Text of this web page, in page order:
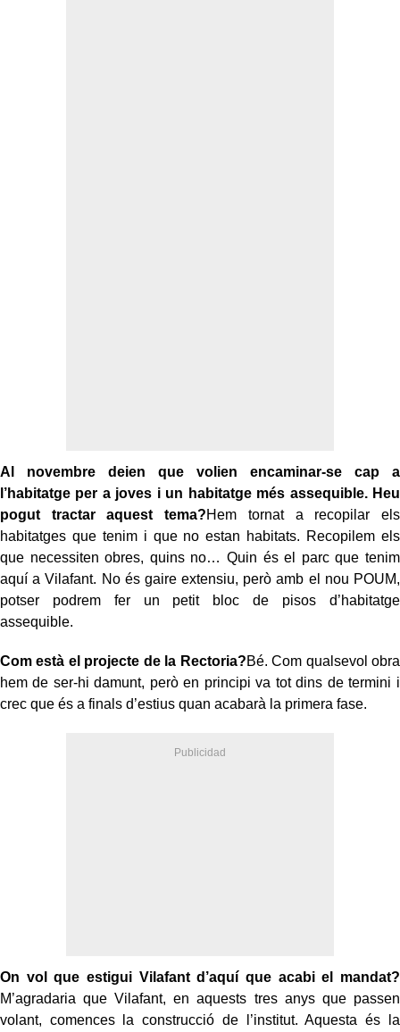
Al novembre deien que volien encaminar-se cap a
l’habitatge per a joves i un habitatge més assequible. Heu
pogut tractar aquest tema?Hem tornat a recopilar els
habitatges que tenim i que no estan habitats. Recopilem els
que necessiten obres, quins no… Quin és el parc que tenim
aquí a Vilafant. No és gaire extensiu, però amb el nou POUM,
potser podrem fer un petit bloc de pisos d’habitatge
assequible.
Com està el projecte de la Rectoria?Bé. Com qualsevol obra
hem de ser-hi damunt, però en principi va tot dins de termini i
crec que és a finals d’estius quan acabarà la primera fase.
On vol que estigui Vilafant d’aquí que acabi el mandat?
M’agradaria que Vilafant, en aquests tres anys que passen
volant, comences la construcció de l’institut. Aquesta és la